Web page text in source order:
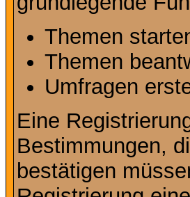
Themen
Themen
Umfragen
Eine
Bestimmungen,
bestätigen